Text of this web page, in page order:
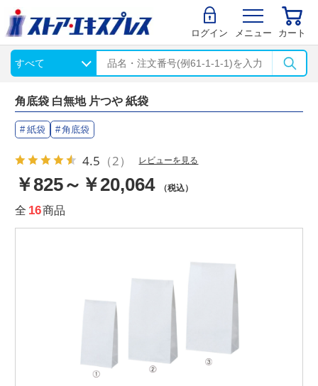
ログイン メニュー カート
角底袋 白無地 片つや 紙袋
紙袋 角底袋
4.5 （2） レビューを見る
￥825～￥20,064 （税込）
全 16商品